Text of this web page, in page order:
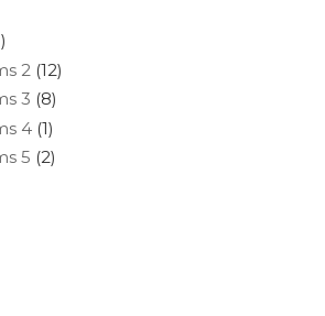
2 (12)
3 (8)
4(1)
5 (2)